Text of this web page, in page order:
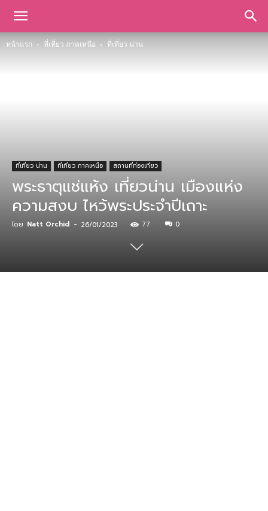
หน้าแรก ที่เที่ยว ภาคเหนือ ที่เที่ยว น่าน
ที่เที่ยว น่าน ที่เที่ยว ภาคเหนือ สถานที่ท่องเที่ยว
พระธาตุแช่แห้ง เที่ยวน่าน เมืองแห่ง
ความสงบ ไหว้พระประจำปีเถาะ
โดย Natt Orchid - 26/01/2023 77 0